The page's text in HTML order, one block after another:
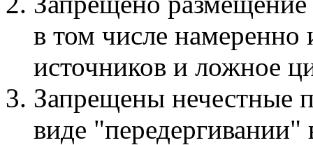
в том числе намеренно
источников и ложное
Запрещены нечестные
виде "передергивании"